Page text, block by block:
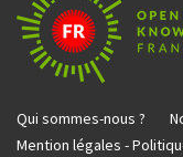
Qui sommes-nous ?
Mention légales -